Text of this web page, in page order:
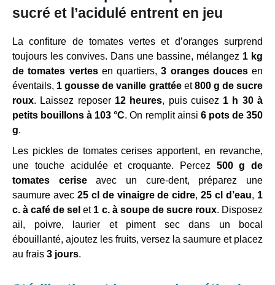
sucré et l’acidulé entrent en jeu
La confiture de tomates vertes et d’oranges surprend
toujours les convives. Dans une bassine, mélangez 1 kg
de tomates vertesen quartiers,3 oranges doucesen
éventails, 1 gousse de vanille grattéeet800 g de sucre
roux. Laissez reposer 12 heures, puis cuisez 1 h 30 à
petits bouillons à 103 °C. On remplit ainsi 6 pots de 350
g.
Les pickles de tomates cerises apportent, en revanche,
une touche acidulée et croquante. Percez 500 g de
tomates ceriseavec un cure-dent, préparez une
saumure avec 25 cl de vinaigre de cidre,25 cl d’eau, 1
c. à café de sel et 1 c. à soupe de sucre roux. Disposez
ail, poivre, laurier et piment sec dans un bocal
ébouillanté, ajoutez les fruits, versez la saumure et placez
au frais 3 jours.